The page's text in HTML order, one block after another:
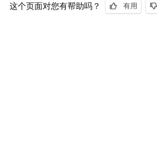
这个页面对您有帮助吗？
有用